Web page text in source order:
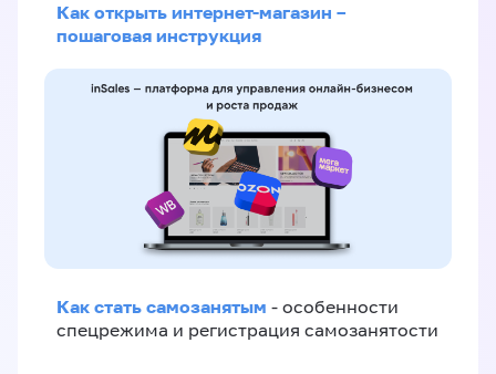
Как открыть интернет-магазин –
пошаговая инструкция
Как стать самозанятым - особенности
спецрежима и регистрация самозанятости